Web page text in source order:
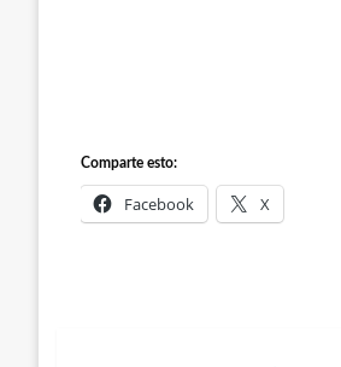
Comparte esto:
Facebook X